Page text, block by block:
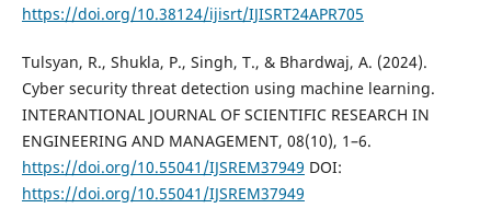
https://doi.org/10.38124/ijisrt/IJISRT24APR705
Tulsyan, R., Shukla, P., Singh, T., & Bhardwaj, A. (2024).
Cyber security threat detection using machine learning.
INTERANTIONAL JOURNAL OF SCIENTIFIC RESEARCH IN
ENGINEERING AND MANAGEMENT, 08(10), 1–6.
https://doi.org/10.55041/IJSREM37949 DOI:
https://doi.org/10.55041/IJSREM37949